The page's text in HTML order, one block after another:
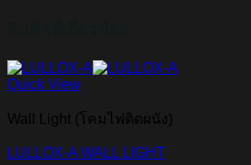
Quick View
Wall Light (โคมไฟติดผนัง)
LULLOX-A WALL LIGHT